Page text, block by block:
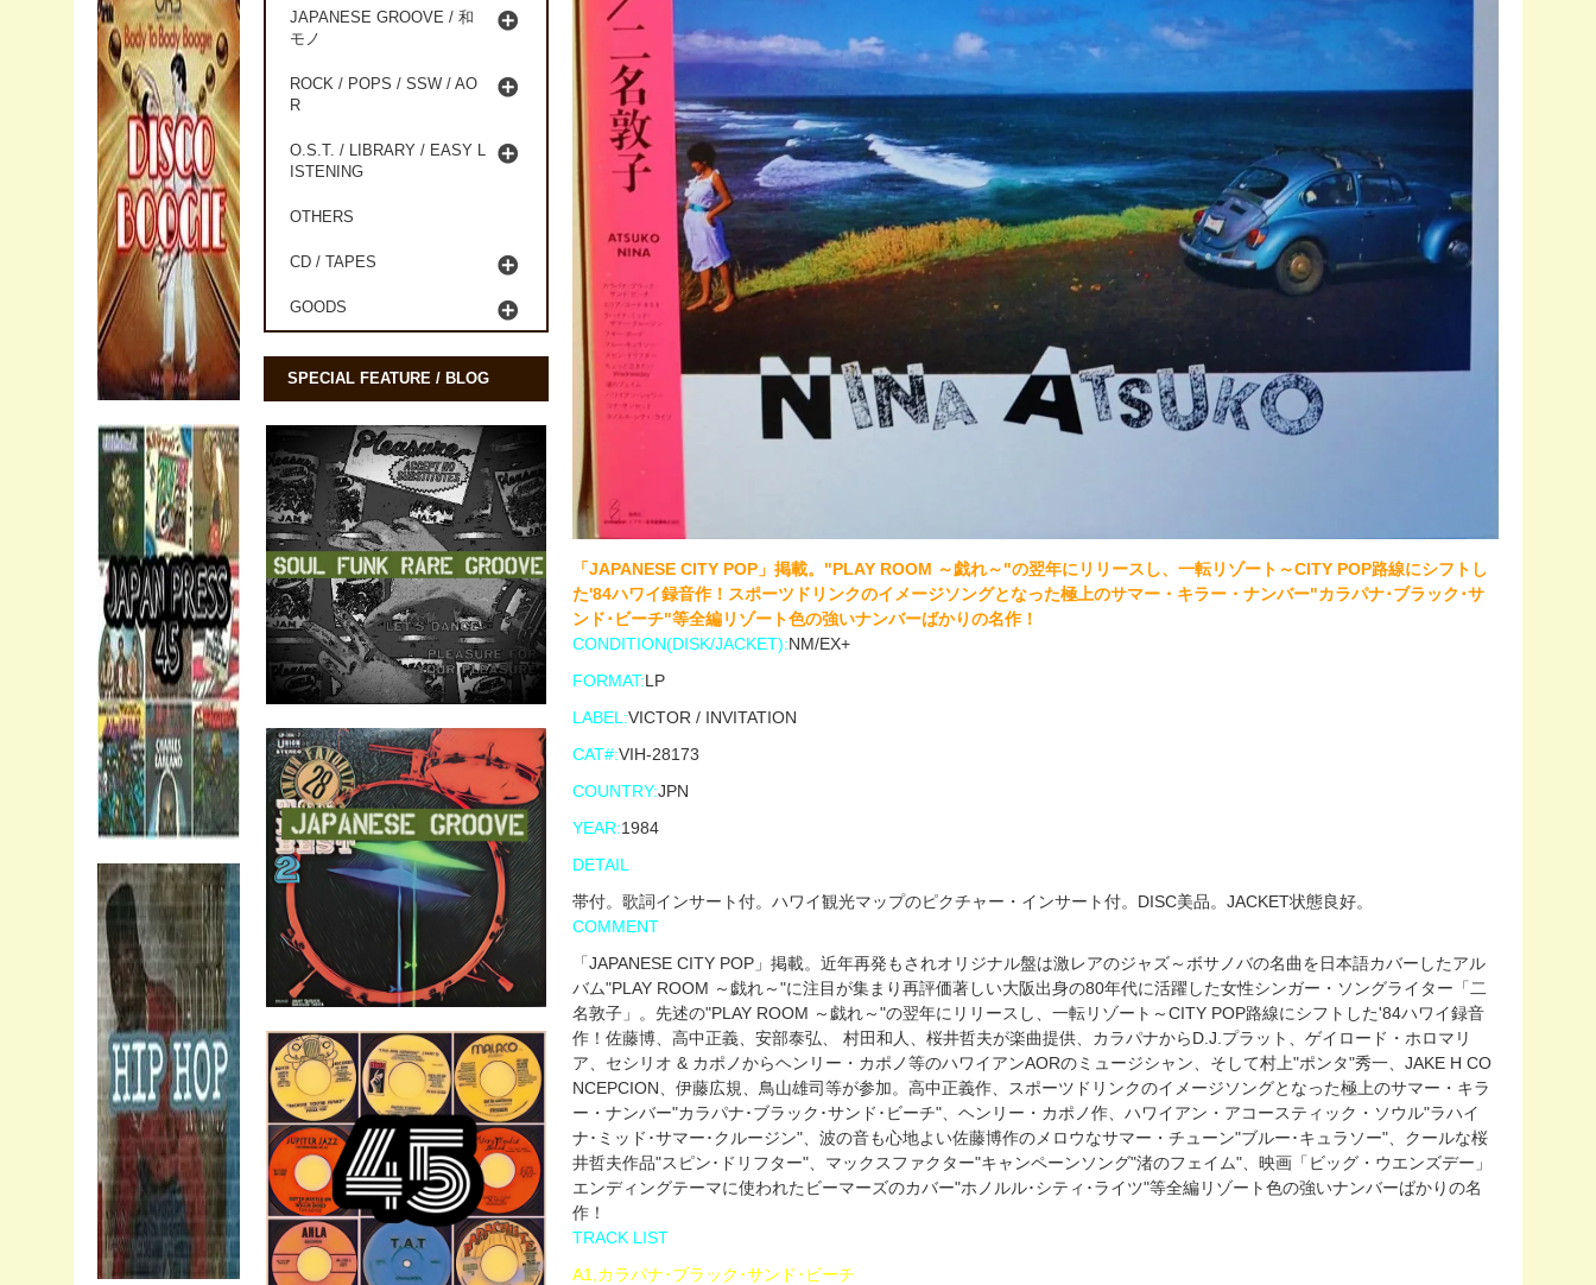
「JAPANESE CITY POP」掲載。"PLAY ROOM ～戯れ～"の翌年にリリースし、一転リゾート～CITY POP路線にシフトし
た'84ハワイ録音作！スポーツドリンクのイメージソングとなった極上のサマー・キラー・ナンバー"カラパナ･ブラック･サ
ンド･ビーチ"等全編リゾート色の強いナンバーばかりの名作！
CONDITION(DISK/JACKET):NM/EX+
FORMAT:LP
LABEL:VICTOR / INVITATION
CAT#:VIH-28173
COUNTRY:JPN
YEAR:1984
DETAIL
帯付。歌詞インサート付。ハワイ観光マップのピクチャー・インサート付。DISC美品。JACKET状態良好。
COMMENT
「JAPANESE CITY POP」掲載。近年再発もされオリジナル盤は激レアのジャズ～ボサノバの名曲を日本語カバーしたアル
バム"PLAY ROOM ～戯れ～"に注目が集まり再評価著しい大阪出身の80年代に活躍した女性シンガー・ソングライター「二
名敦子」。先述の"PLAY ROOM ～戯れ～"の翌年にリリースし、一転リゾート～CITY POP路線にシフトした'84ハワイ録音
作！佐藤博、高中正義、安部泰弘、 村田和人、桜井哲夫が楽曲提供、カラパナからD.J.プラット、ゲイロード・ホロマリ
ア、セシリオ & カポノからヘンリー・カポノ等のハワイアンAORのミュージシャン、そして村上"ポンタ"秀一、JAKE H CO
NCEPCION、伊藤広規、鳥山雄司等が参加。高中正義作、スポーツドリンクのイメージソングとなった極上のサマー・キラ
ー・ナンバー"カラパナ･ブラック･サンド･ビーチ"、ヘンリー・カポノ作、ハワイアン・アコースティック・ソウル"ラハイ
ナ･ミッド･サマー･クルージン"、波の音も心地よい佐藤博作のメロウなサマー・チューン"ブルー･キュラソー"、クールな桜
井哲夫作品"スピン･ドリフター"、マックスファクター"キャンペーンソング"渚のフェイム"、映画「ビッグ・ウエンズデー」
エンディングテーマに使われたビーマーズのカバー"ホノルル･シティ･ライツ"等全編リゾート色の強いナンバーばかりの名
作！
TRACK LIST
A1,カラパナ･ブラック･サンド･ビーチ
JAPANESE GROOVE / 和
モノ
ROCK / POPS / SSW / AO
R
O.S.T. / LIBRARY / EASY L
ISTENING
OTHERS
CD / TAPES
GOODS
SPECIAL FEATURE / BLOG